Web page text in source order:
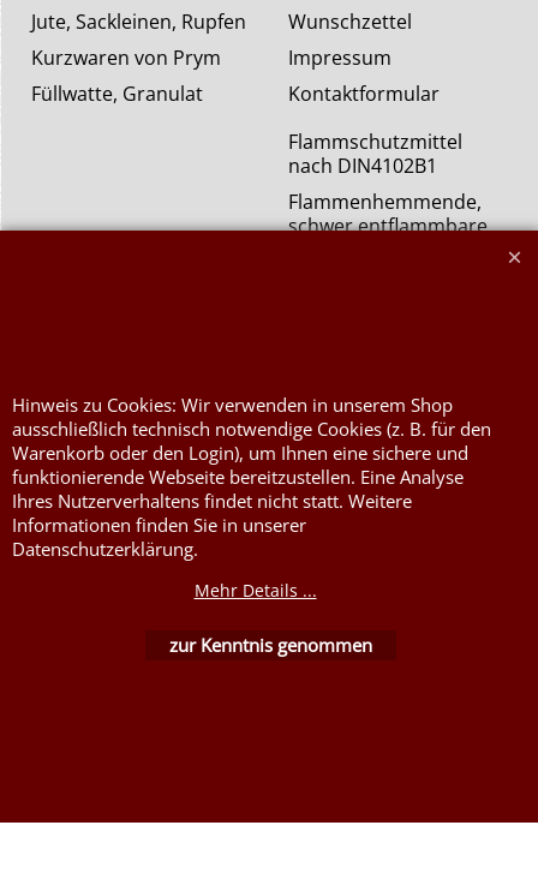
Wunschzettel
Impressum
Kontaktformular
Jute, Sackleinen, Rupfen
Kurzwaren von Prym
Füllwatte, Granulat
Flammschutzmittel
nach DIN4102B1
Flammenhemmende,
schwer entflammbare
WebShop erstellt mit ShopFactory Shop Software.
Hinweis zu Cookies: Wir verwenden in unserem Shop
ausschließlich technisch notwendige Cookies (z. B. für den
Warenkorb oder den Login), um Ihnen eine sichere und
funktionierende Webseite bereitzustellen. Eine Analyse
Ihres Nutzerverhaltens findet nicht statt. Weitere
Informationen finden Sie in unserer
Datenschutzerklärung.
Mehr Details ...
zur Kenntnis genommen